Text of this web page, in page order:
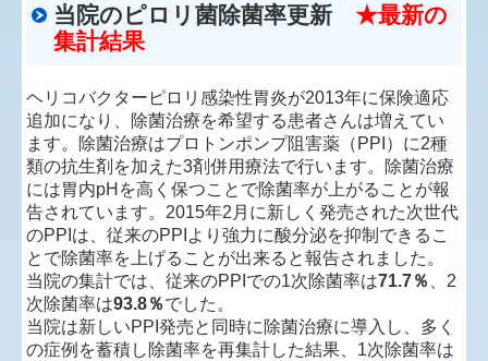
当院のピロリ菌除菌率更新★最新の
集計結果
ヘリコバクターピロリ感染性胃炎が2013年に保険適応
追加になり、除菌治療を希望する患者さんは増えてい
ます。除菌治療はプロトンポンプ阻害薬（PPI）に2種
類の抗生剤を加えた3剤併用療法で行います。除菌治療
には胃内pHを高く保つことで除菌率が上がることが報
告されています。2015年2月に新しく発売された次世代
のPPIは、従来のPPIより強力に酸分泌を抑制できるこ
とで除菌率を上げることが出来ると報告されました。
当院の集計では、従来のPPIでの1次除菌率は71.7％
、2
次除菌率は93.8％でした。
当院は新しいPPI発売と同時に除菌治療に導入し、多く
の症例を蓄積し除菌率を再集計した結果、1次除菌率は